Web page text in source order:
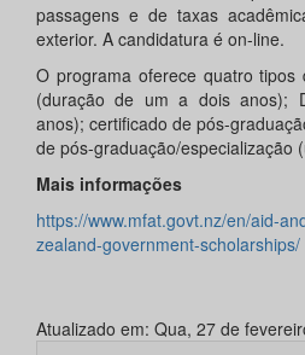
passagens e de taxas
exterior. A candidatura é on-line.
O programa oferece quatro tipos
(duração de um a dois anos);
anos); certificado de pós-
de pós-graduação/especialização
Mais informações
https://www.mfat.govt.nz/en/aid-
zealand-government-scholarships/
Atualizado em: Qua, 27 de